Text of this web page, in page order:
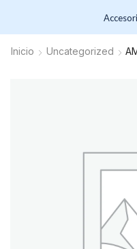
Inicio Uncategorized